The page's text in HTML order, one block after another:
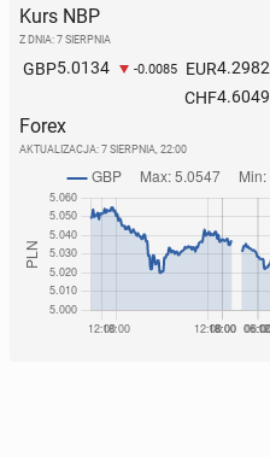
Kurs NBP
Z DNIA: 7 SIERPNIA
GBP5.0134 -0.0085 EUR4.2982
CHF4.6049
Forex
AKTUALIZACJA: 7 SIERPNIA, 22:00